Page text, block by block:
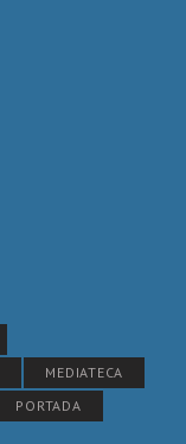
MEDIATECA
PORTADA